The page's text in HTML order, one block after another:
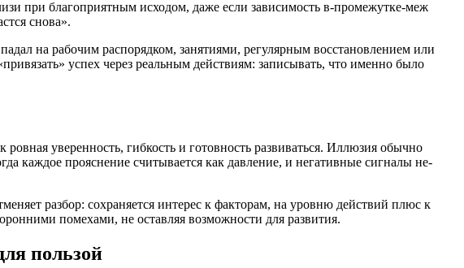
при благоприятным исходом, даже если зависимость в-промежутке-меж
снова».
на рабочим распорядком, занятиями, регулярным восстановлением или
успех через реальным действиям: записывать, что именно было
уверенность, гибкость и готовность развиваться. Иллюзия обычно
каждое прояснение считывается как давление, и негативные сигналы не-
разбор: сохраняется интерес к факторам, на уровню действий плюс к
помехами, не оставляя возможности для развития.
пользой